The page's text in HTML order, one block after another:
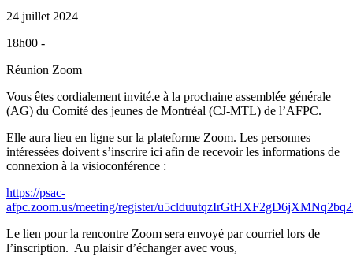
24 juillet 2024
18h00 -
Réunion Zoom
Vous êtes cordialement invité.e à la prochaine assemblée générale
(AG) du Comité des jeunes de Montréal (CJ-MTL) de l’AFPC.
Elle aura lieu en ligne sur la plateforme Zoom. Les personnes
intéressées doivent s’inscrire ici afin de recevoir les informations de
connexion à la visioconférence :
https://psac-
afpc.zoom.us/meeting/register/
Le lien pour la rencontre Zoom sera envoyé par courriel lors de
l’inscription. Au plaisir d’échanger avec vous,